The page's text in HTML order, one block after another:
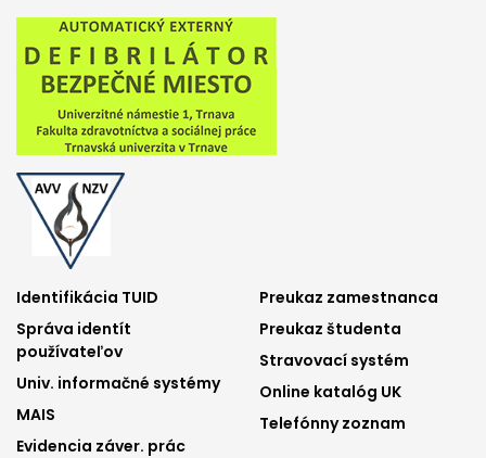
Footer
menu
1
Identifikácia TUID
Správa identít
používateľov
Univ. informačné systémy
MAIS
Evidencia záver. prác
Footer
menu
2
Preukaz zamestnanca
Preukaz študenta
Stravovací systém
Online katalóg UK
Telefónny zoznam